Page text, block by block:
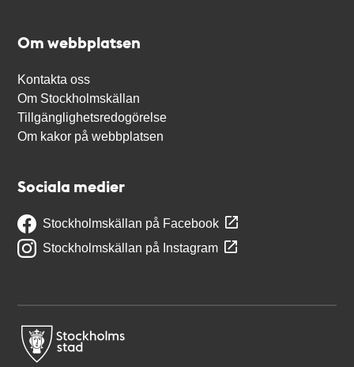
Om webbplatsen
Kontakta oss
Om Stockholmskällan
Tillgänglighetsredogörelse
Om kakor på webbplatsen
Sociala medier
Stockholmskällan på Facebook
Stockholmskällan på Instagram